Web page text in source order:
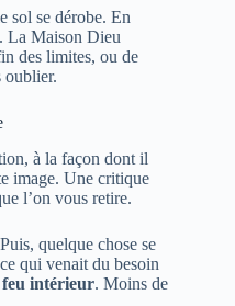
sol se dérobe. En
La Maison Dieu
des limites, ou de
oublier.
à la façon dont il
image. Une critique
l’on vous retire.
quelque chose se
qui venait du besoin
intérieur. Moins de